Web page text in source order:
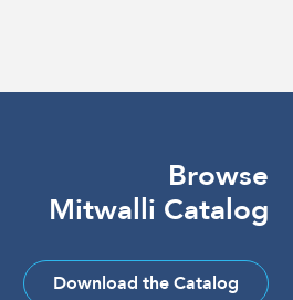
Browse
Mitwalli Catalog
Download the Catalog